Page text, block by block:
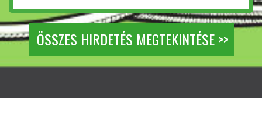
ÖSSZES HIRDETÉS MEGTEKINTÉSE >>